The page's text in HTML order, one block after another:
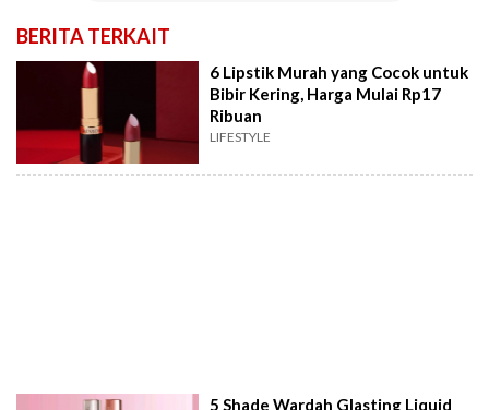
BERITA TERKAIT
6 Lipstik Murah yang Cocok untuk
Bibir Kering, Harga Mulai Rp17
Ribuan
LIFESTYLE
5 Shade Wardah Glasting Liquid